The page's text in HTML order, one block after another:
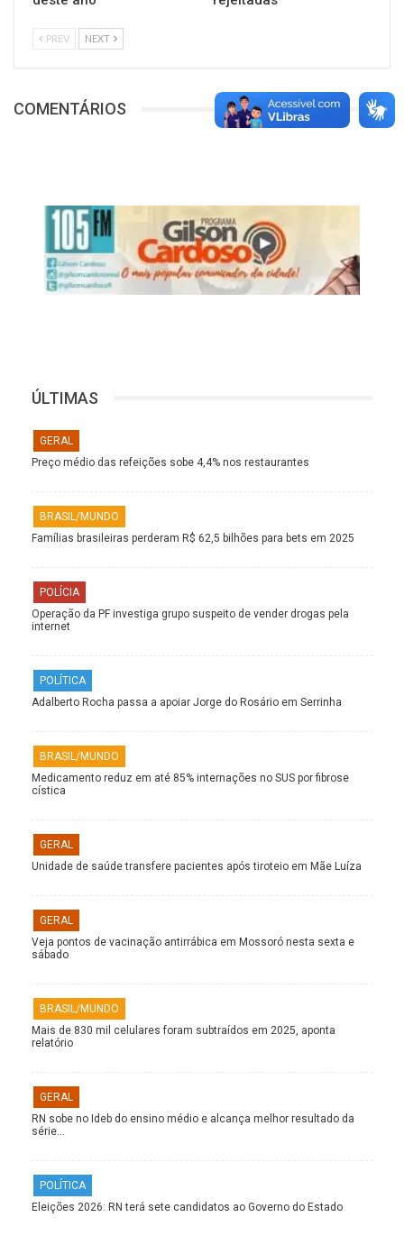
PREV NEXT
COMENTÁRIOS
ÚLTIMAS
GERAL
Preço médio das refeições sobe 4,4% nos restaurantes
BRASIL/MUNDO
Famílias brasileiras perderam R$ 62,5 bilhões para bets em 2025
POLÍCIA
Operação da PF investiga grupo suspeito de vender drogas pela
internet
POLÍTICA
Adalberto Rocha passa a apoiar Jorge do Rosário em Serrinha
BRASIL/MUNDO
Medicamento reduz em até 85% internações no SUS por fibrose
cística
GERAL
Unidade de saúde transfere pacientes após tiroteio em Mãe Luíza
GERAL
Veja pontos de vacinação antirrábica em Mossoró nesta sexta e
sábado
BRASIL/MUNDO
Mais de 830 mil celulares foram subtraídos em 2025, aponta
relatório
GERAL
RN sobe no Ideb do ensino médio e alcança melhor resultado da
série…
POLÍTICA
Eleições 2026: RN terá sete candidatos ao Governo do Estado